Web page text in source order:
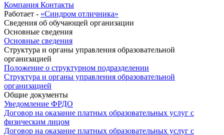
Компания Контакты
Работает - «Синдром отличника»
Сведения об обучающей организации
Основные сведения
Основные сведения
Структура и органы управления образовательной
организацией
Положение о структурном подразделении
Структура и органы управления образовательной
организацией
Общие документы
Уведомление ФРДО
Договор на оказание платных образовательных услуг с
физическим лицом
Договор на оказание платных образовательных услуг с